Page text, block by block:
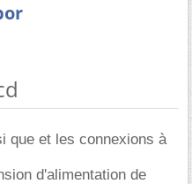
que et les connexions à
d'alimentation de